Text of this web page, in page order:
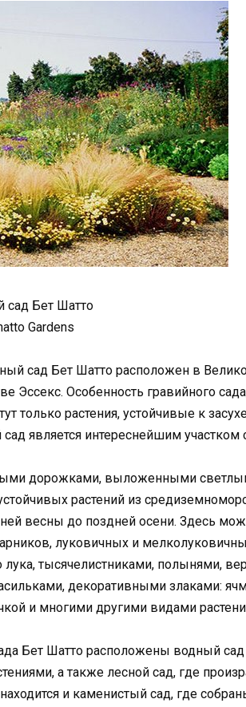
сад Бет Шатто
Gardens
сад Бет Шатто расположен в
Эссекс. Особенность гравийного
только растения, устойчивые к
является интереснейшим участком
дорожками, выложенными
растений из
весны до поздней осени. Здесь
луковичных и
тысячелистниками, полынями,
декоративными злаками:
и многими другими видами
Бет Шатто расположены водный
а также лесной сад, где
и каменистый сад, где